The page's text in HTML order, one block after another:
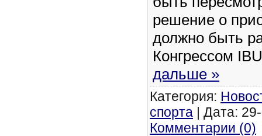
решение о
должно быть
Конгрессом
дальше »
Категория:
спорта | Дата:
Комментарии (0)